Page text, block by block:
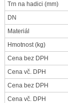
Trn na hadici (mm)
DN
Materiál
Hmotnost(kg)
Cena bez DPH
Cena vč. DPH
Cena bez DPH
Cena vč. DPH